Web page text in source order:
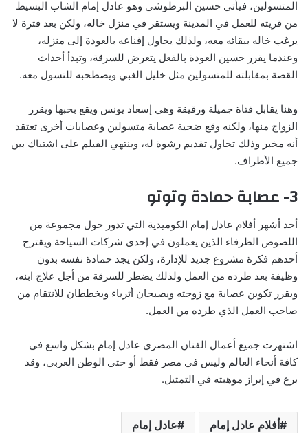
المتسولين، فيأتي حسين البرطوشي وهو عادل إمام الشاب البسيط
من قريته للعمل في المدينة ويستقر في منزل خاله، ولكن بعد فترة لا
يرغب خاله ببقائه معه، ولذلك يحاول إقناعه بالعودة إلى منزله،
وعندما يقرر حسين العودة بالفعل يتعرض للسرقة، وتبدأ أحداث
القصة بمقابلته للمتسولين مثل خليل الغبي ويصطحبه للتسول معه.
وهنا يقابل فتاة جميلة ورقيقة وهي إسعاد يونس ويقع بحبها ويقرر
الزواج منها، ولكنه وقع ضحية عصابة متسولين وعصابات أخرى تعتقد
أنه مخبر وذلك تحاول تقديم رشوة له، وينتهي الفيلم على اشتباك بين
جميع الأطراف.
3- عصابة حمادة وتوتو
أحد أشهر أفلام عادل إمام الكوميدية التي تدور حول مجموعة من
اللصوص الظرفاء الذين يعملون في إحدى شركات السياحة ويقترح
أحدهم فكرة مشروع جديد للإدارة، ولكن يجد حمادة نفسه بدون
وظيفة بعد طرده من العمل ولذلك يضطر للسرقة من أجل علاج ابنه،
ويقرر تكوين عصابة مع زوجته ويصبحان أثرياء ويخططان للانتقام من
صاحب العمل الذي طرده من العمل.
اشتهرت جميع أعمال الفنان المصري عادل إمام بشكل واسع في
كافة أنحاء العالم وليس في مصر فقط أو حتى الوطن العربي، وقد
برع في إبراز موهبته في التمثيل.
أفلام عادل إمام عادل إمام